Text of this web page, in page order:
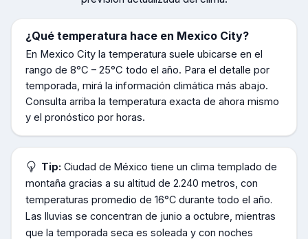
¿Qué temperatura hace en Mexico City?
En Mexico City la temperatura suele ubicarse en el
rango de 8°C – 25°C todo el año. Para el detalle por
temporada, mirá la información climática más abajo.
Consulta arriba la temperatura exacta de ahora mismo
y el pronóstico por horas.
Tip: Ciudad de México tiene un clima templado de
montaña gracias a su altitud de 2.240 metros, con
temperaturas promedio de 16°C durante todo el año.
Las lluvias se concentran de junio a octubre, mientras
que la temporada seca es soleada y con noches